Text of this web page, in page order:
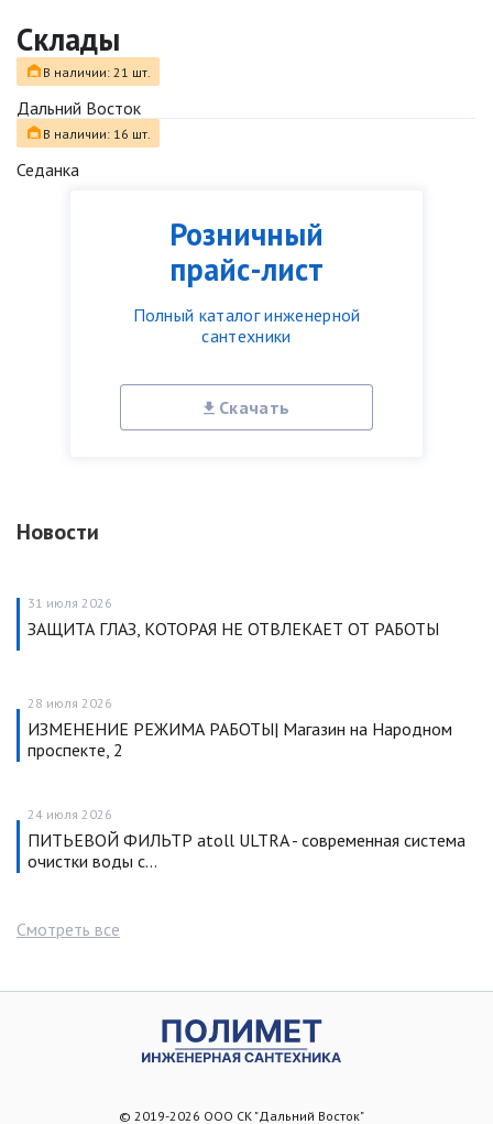
Розничный
прайс-лист
Полный каталог инженерной
сантехники
Скачать
Новости
31 июля 2026
ЗАЩИТА ГЛАЗ, КОТОРАЯ НЕ ОТВЛЕКАЕТ ОТ РАБОТЫ
28 июля 2026
ИЗМЕНЕНИЕ РЕЖИМА РАБОТЫ| Магазин на Народном
проспекте, 2
24 июля 2026
ПИТЬЕВОЙ ФИЛЬТР atoll ULTRA - современная система
очистки воды с…
Смотреть все
Склады
В наличии: 21 шт.
Дальний Восток
В наличии: 16 шт.
Седанка
© 2019-2026 ООО СК "Дальний Восток"